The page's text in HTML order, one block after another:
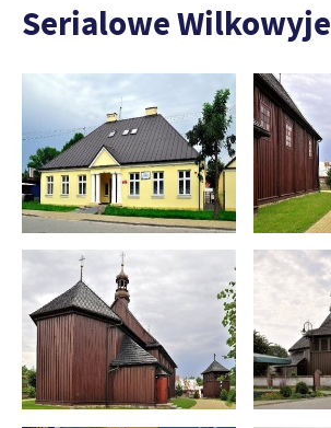
Serialowe Wilkowyje